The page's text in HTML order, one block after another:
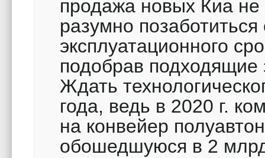
продажа новых Киа
разумно
эксплуатационного
подобрав подходящие
Ждать
года, ведь в 2020 г.
на конвейер
обошедшуюся в 2